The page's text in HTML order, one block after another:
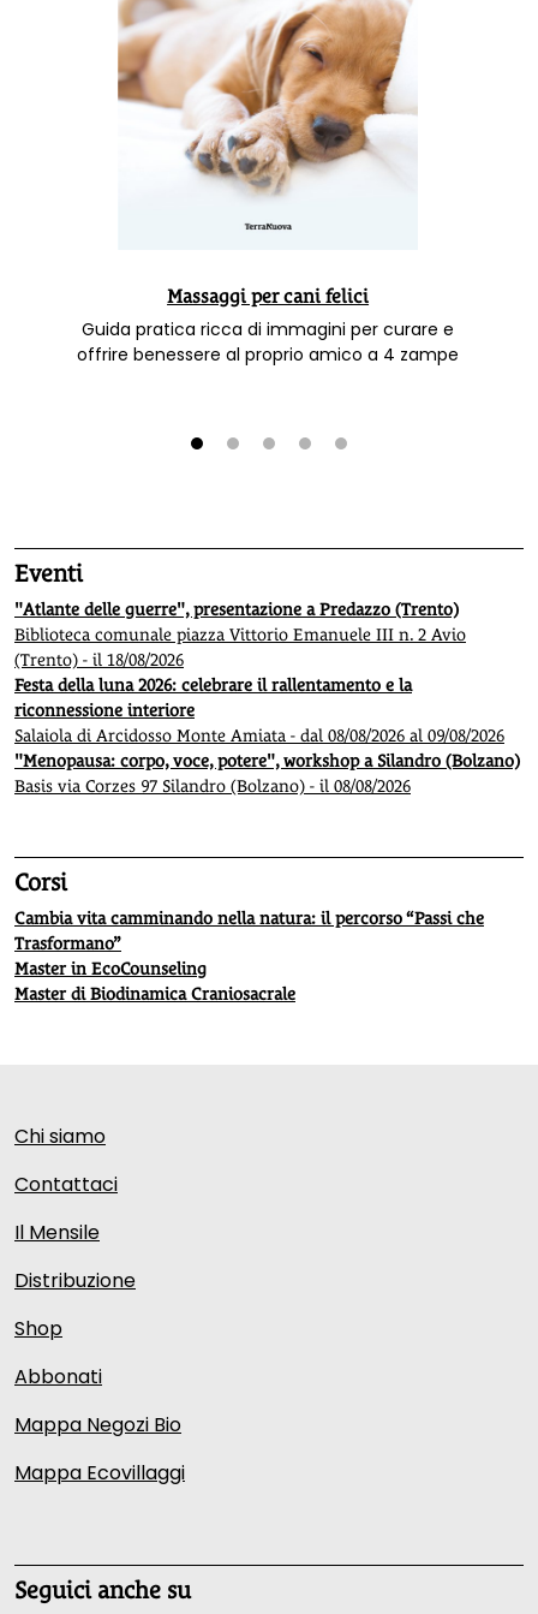
Massaggi per cani felici
Guida pratica ricca di immagini per curare e
offrire benessere al proprio amico a 4 zampe
Eventi
"Atlante delle guerre", presentazione a Predazzo (Trento)
Biblioteca comunale piazza Vittorio Emanuele III n. 2 Avio
(Trento) - il 18/08/2026
Festa della luna 2026: celebrare il rallentamento e la
riconnessione interiore
Salaiola di Arcidosso Monte Amiata - dal 08/08/2026 al 09/08/2026
"Menopausa: corpo, voce, potere", workshop a Silandro (Bolzano)
Basis via Corzes 97 Silandro (Bolzano) - il 08/08/2026
Corsi
Cambia vita camminando nella natura: il percorso “Passi che
Trasformano”
Master in EcoCounseling
Master di Biodinamica Craniosacrale
Chi siamo
Contattaci
Il Mensile
Distribuzione
Shop
Abbonati
Mappa Negozi Bio
Mappa Ecovillaggi
Seguici anche su